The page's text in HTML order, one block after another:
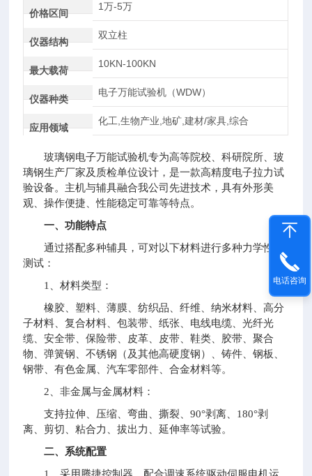
价格区间
1万-5万
仪器结构
双立柱
最大载荷
10KN-100KN
仪器种类
电子万能试验机（WDW）
应用领域
化工,生物产业,地矿,建材/家具,综合
玻璃钢电子万能试验机专为高等院校、科研院所、玻
璃钢生产厂家及质检单位设计，是一款高精度电子拉力试
验设备。主机与辅具融合我公司先进技术，具有外形美
观、操作便捷、性能稳定可靠等特点。
一、功能特点
通过搭配多种辅具，可对以下材料进行多种力学性能
测试：
1、材料类型：
橡胶、塑料、薄膜、纺织品、纤维、纳米材料、高分
子材料、复合材料、包装带、纸张、电线电缆、光纤光
缆、安全带、保险带、皮革、皮带、鞋类、胶带、聚合
物、弹簧钢、不锈钢（及其他高硬度钢）、铸件、钢板、
钢带、有色金属、汽车零部件、合金材料等。
2、非金属与金属材料：
支持拉伸、压缩、弯曲、撕裂、90°剥离、180°剥
离、剪切、粘合力、拔出力、延伸率等试验。
二、系统配置
电话咨询